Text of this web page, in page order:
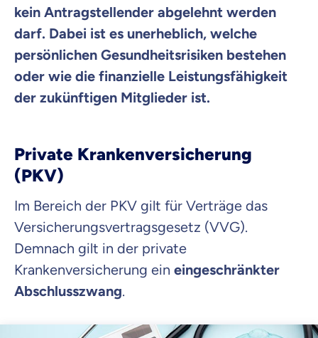
kein Antragstellender abgelehnt werden
darf. Dabei ist es unerheblich, welche
persönlichen Gesundheitsrisiken bestehen
oder wie die finanzielle Leistungsfähigkeit
der zukünftigen Mitglieder ist.
Private Krankenversicherung
(PKV)
Im Bereich der PKV gilt für Verträge das
Versicherungsvertragsgesetz (VVG).
Demnach gilt in der private
Krankenversicherung ein eingeschränkter
Abschlusszwang.